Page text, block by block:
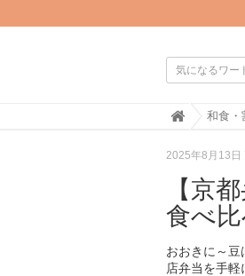
H
e
和食・
2025年8月13日
【京
食べ
おおきに～
店弁当を手軽